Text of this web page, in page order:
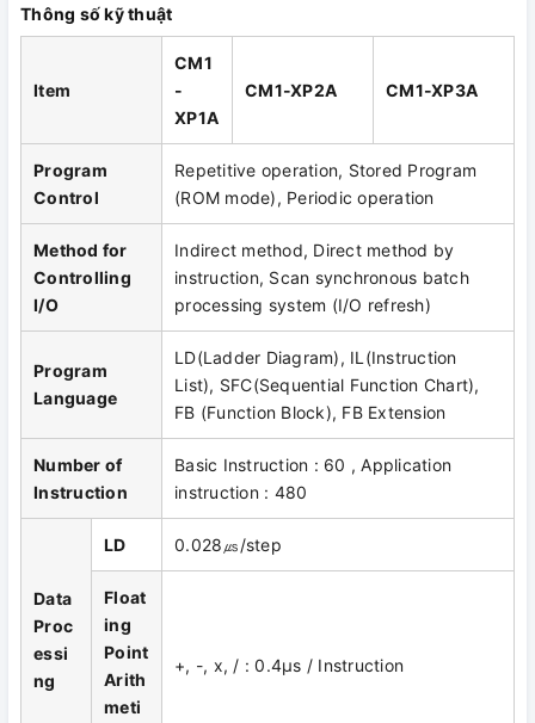
Thông số kỹ thuật
Item
CM1
-
XP1A
CM1-XP2A CM1-XP3A
Program
Control
Repetitive operation, Stored Program
(ROM mode), Periodic operation
Method for
Controlling
I/O
Indirect method, Direct method by
instruction, Scan synchronous batch
processing system (I/O refresh)
Program
Language
LD(Ladder Diagram), IL(Instruction
List), SFC(Sequential Function Chart),
FB (Function Block), FB Extension
Number of
Instruction
Basic Instruction : 60 , Application
instruction : 480
Data
Proc
essi
ng
LD 0.028㎲/step
Float
ing
Point
Arith
meti
+, -, x, / : 0.4μs / Instruction